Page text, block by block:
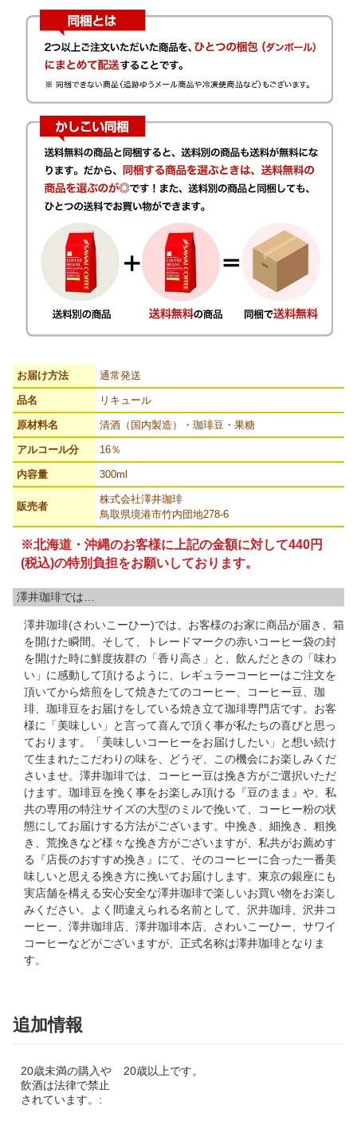
お届け方法 通常発送
品名 リキュール
原材料名 清酒（国内製造）・珈琲豆・果糖
アルコール分 16％
内容量 300ml
販売者
株式会社澤井珈琲
鳥取県境港市竹内団地278-6
※北海道・沖縄のお客様に上記の金額に対して440円
(税込)の特別負担をお願いしております。
澤井珈琲では…
澤井珈琲(さわいこーひー)では、お客様のお家に商品が届き、箱
を開けた瞬間。そして、トレードマークの赤いコーヒー袋の封
を開けた時に鮮度抜群の「香り高さ」と、飲んだときの「味わ
い」に感動して頂けるように、レギュラーコーヒーはご注文を
頂いてから焙煎をして焼きたてのコーヒー、コーヒー豆、珈
琲、珈琲豆をお届けをしている焼き立て珈琲専門店です。お客
様に「美味しい」と言って喜んで頂く事が私たちの喜びと思っ
ております。「美味しいコーヒーをお届けしたい」と想い続け
て生まれたこだわりの味を、どうぞ、この機会にお楽しみくだ
さいませ。澤井珈琲では、コーヒー豆は挽き方がご選択いただ
けます。珈琲豆を挽く事をお楽しみ頂ける『豆のまま』や、私
共の専用の特注サイズの大型のミルで挽いて、コーヒー粉の状
態にしてお届けする方法がございます。中挽き、細挽き、粗挽
き、荒挽きなど様々な挽き方がございますが、私共がお薦めす
る『店長のおすすめ挽き』にて、そのコーヒーに合った一番美
味しいと思える挽き方に挽いてお届けします。東京の銀座にも
実店舗を構える安心安全な澤井珈琲で楽しいお買い物をお楽し
みください。よく間違えられる名前として、沢井珈琲、沢井コ
ーヒー、澤井珈琲店、澤井珈琲本店、さわいこーひー、サワイ
コーヒーなどがございますが、正式名称は澤井珈琲となりま
す。
追加情報
20歳未満の購入や
飲酒は法律で禁止
されています。:
20歳以上です。